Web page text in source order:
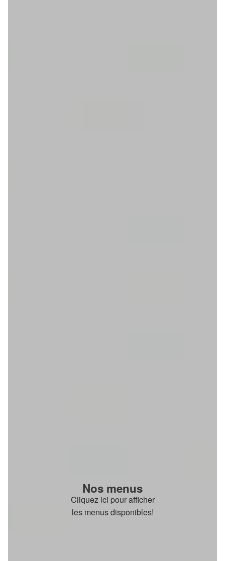
Nos menus
Cliquez ici pour afficher
les menus disponibles!